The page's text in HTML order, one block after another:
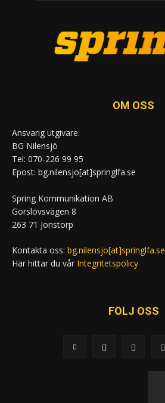
OM OSS
Ansvarig utgivare:
BG Nilensjö
Tel: 070-226 99 95
Epost: bg.nilensjo[at]springlfa.se
Spring Kommunikation AB
Görslövsvägen 8
263 71 Jonstorp
Kontakta oss: bg.nilensjo[at]springlfa.se
Här hittar du vår Integritetspolicy
FÖLJ OSS